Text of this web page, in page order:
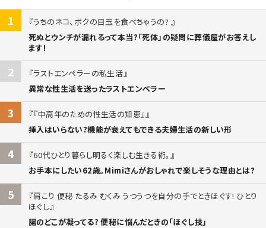
1
うちのネコ、ボクの目玉を食べちゃうの?
死ぬとウンチが漏れるって本当?「死体」の疑問に葬儀屋がお答えし
ます!
2
ラストエンペラーの私生活
異常な性生活を送ったラストエンペラー
3
『中高年のための性生活の知恵』
挿入はいらない?機能が衰えてもできる夫婦生活の新しい形
4
60代ひとり暮らし明るく楽しむ生きる術。
お手本にしたい62歳。Mimiさんがおしゃれで楽しそうな理由とは?
5
肩こり 便秘 たるみ むくみ うつうつを自分の手でときほぐす! ひとり
ほぐし
腸のどこが凝ってる? 便秘に悩んだときの「ほぐし技」